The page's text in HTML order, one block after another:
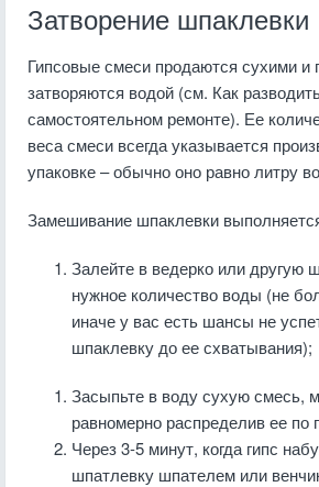
Затворение шпаклевки
Гипсовые смеси продаются сухими и
затворяются водой (см. Как
самостоятельном ремонте). Ее
веса смеси всегда указывается
упаковке – обычно оно равно литру
Замешивание шпаклевки
Залейте в ведерко или другую
нужное количество воды (не
иначе у вас есть шансы не
шпаклевку до ее схватывания);
Засыпьте в воду сухую смесь,
равномерно распределив ее по
Через 3-5 минут, когда гипс
шпатлевку шпателем или